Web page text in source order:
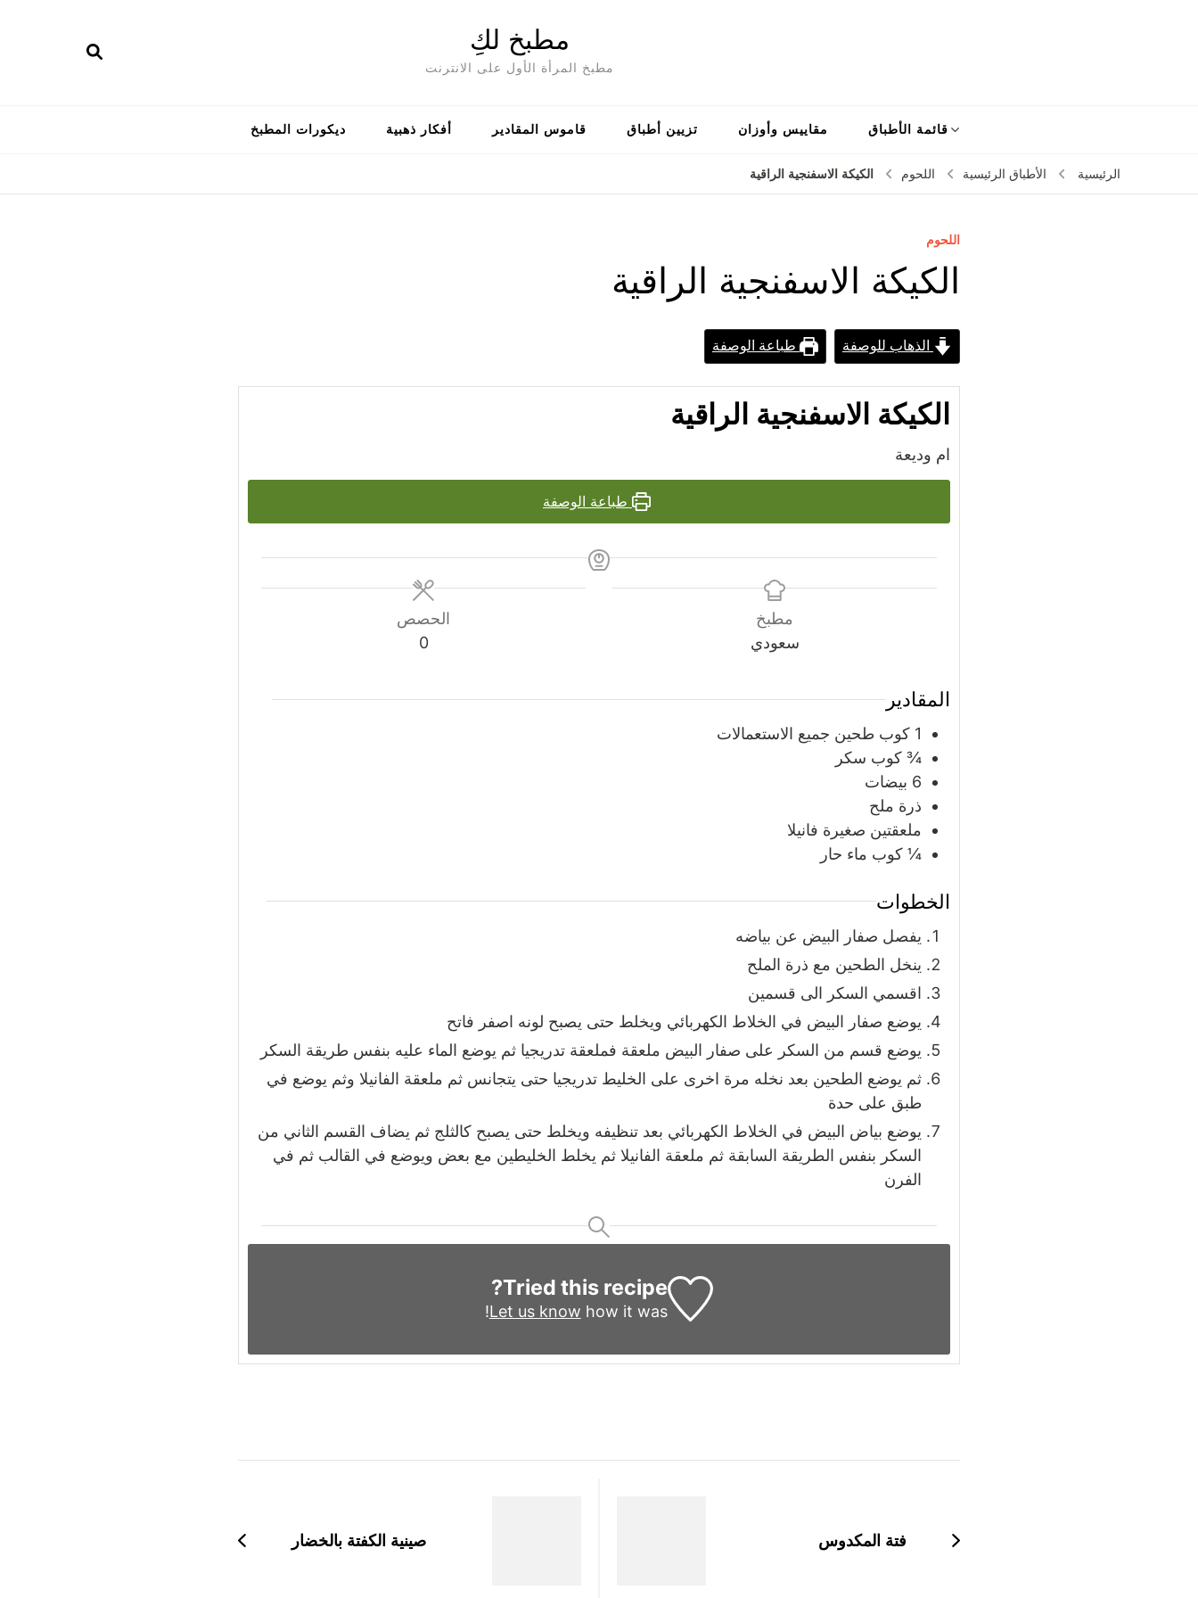
مطبخ لكِ
مطبخ المرأة الأول على الانترنت
قائمة الأطباق مقاييس وأوزان تزيين أطباق قاموس المقادير أفكار ذهبية ديكورات المطبخ
الرئيسية الأطباق الرئيسية اللحوم الكيكة الاسفنجية الراقية
اللحوم
الكيكة الاسفنجية الراقية
الذهاب للوصفة طباعة الوصفة
الكيكة الاسفنجية الراقية
ام وديعة
طباعة الوصفة
مطبخ
سعودي
الحصص
0
المقادير
1 كوب طحين جميع الاستعمالات
¾ كوب سكر
6 بيضات
ذرة ملح
ملعقتين صغيرة فانيلا
¼ كوب ماء حار
الخطوات
يفصل صفار البيض عن بياضه
ينخل الطحين مع ذرة الملح
اقسمي السكر الى قسمين
يوضع صفار البيض في الخلاط الكهربائي ويخلط حتى يصبح لونه اصفر فاتح
يوضع قسم من السكر على صفار البيض ملعقة فملعقة تدريجيا ثم يوضع الماء عليه بنفس طريقة السكر
ثم يوضع الطحين بعد نخله مرة اخرى على الخليط تدريجيا حتى يتجانس ثم ملعقة الفانيلا وثم يوضع في
طبق على حدة
يوضع بياض البيض في الخلاط الكهربائي بعد تنظيفه ويخلط حتى يصبح كالثلج ثم يضاف القسم الثاني من
السكر بنفس الطريقة السابقة ثم ملعقة الفانيلا ثم يخلط الخليطين مع بعض ويوضع في القالب ثم في
الفرن
Tried this recipe?
Let us know how it was!
التدوينات
صينية الكفتة بالخضار فتة المكدوس